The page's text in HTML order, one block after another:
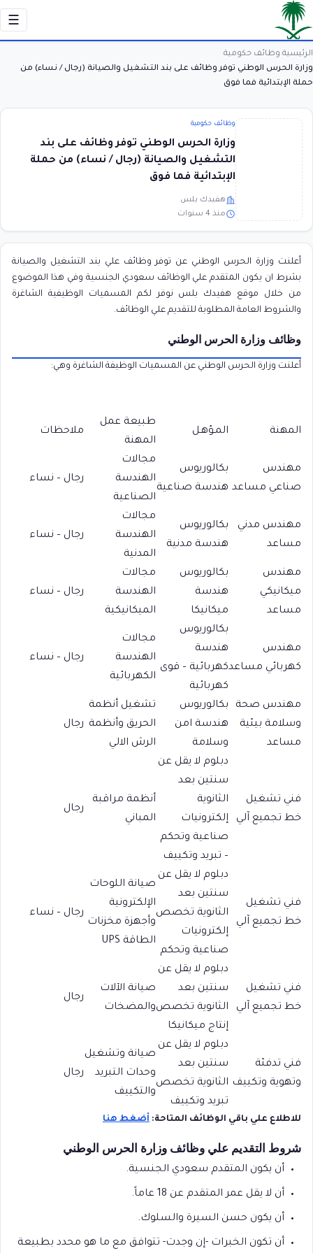
☰
الرئيسية وظائف حكومية
وزارة الحرس الوطني توفر وظائف على بند التشغيل والصيانة (رجال / نساء) من
حملة الإبتدائية فما فوق
وظائف حكومية
وزارة الحرس الوطني توفر وظائف على بند
التشغيل والصيانة (رجال / نساء) من حملة
الإبتدائية فما فوق
هفيدك بلس
منذ 4 سنوات
أعلنت وزارة الحرس الوطني عن توفر وظائف علي بند التشغيل والصيانة
بشرط ان يكون المتقدم علي الوظائف سعودي الجنسية وفي هذا الموضوع
من خلال موقع هفيدك بلس نوفر لكم المسميات الوظيفية الشاغرة
والشروط العامة المطلوبة للتقديم علي الوظائف.
وظائف وزارة الحرس الوطني
أعلنت وزارة الحرس الوطني عن المسميات الوظيفة الشاغرة وهي:
المهنة المـؤهـل
طبيعة عمل
المهنة
ملاحظات
مهندس
صناعي مساعد
بكالوريوس
هندسة صناعية
مجالات
الهندسة
الصناعية
رجال – نساء
مهندس مدني
مساعد
بكالوريوس
هندسة مدنية
مجالات
الهندسة
المدنية
رجال – نساء
مهندس
ميكانيكي
مساعد
بكالوريوس
هندسة
ميكانيكا
مجالات
الهندسة
الميكانيكية
رجال – نساء
مهندس
كهربائي مساعد
بكالوريوس
هندسة
كهربائية – قوى
كهربائية
مجالات
الهندسة
الكهربائية
رجال – نساء
مهندس صحة
وسلامة بيئية
مساعد
بكالوريوس
هندسة امن
وسلامة
تشغيل أنظمة
الحريق وأنظمة
الرش الالي
رجال
فني تشغيل
خط تجميع آلي
دبلوم لا يقل عن
سنتين بعد
الثانوية
إلكترونيات
صناعية وتحكم
– تبريد وتكييف
أنظمة مراقبة
المباني
رجال
فني تشغيل
خط تجميع آلي
دبلوم لا يقل عن
سنتين بعد
الثانوية تخصص
إلكترونيات
صناعية وتحكم
صيانة اللوحات
الإلكترونية
وأجهزة مخزنات
الطاقة UPS
رجال – نساء
فني تشغيل
خط تجميع آلي
دبلوم لا يقل عن
سنتين بعد
الثانوية تخصص
إنتاج ميكانيكا
صيانة الآلات
والمضخات
رجال
فني تدفئة
وتهوية وتكييف
دبلوم لا يقل عن
سنتين بعد
الثانوية تخصص
تبريد وتكييف
صيانة وتشغيل
وحدات التبريد
والتكييف
رجال
للاطلاع علي باقي الوظائف المتاحة: أضغط هنا
شروط التقديم علي وظائف وزارة الحرس الوطني
أن يكون المتقدم سعودي الجنسية.
أن لا يقل عمر المتقدم عن 18 عاماً.
أن يكون حسن السيرة والسلوك.
أن تكون الخبرات -إن وجدت- تتوافق مع ما هو محدد بطبيعة